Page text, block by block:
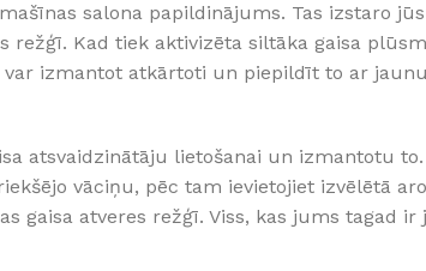
salona papildinājums. Tas izstaro
režģī. Kad tiek aktivizēta siltāka gaisa
izmantot atkārtoti un piepildīt to ar
atsvaidzinātāju lietošanai un izmantotu
vāciņu, pēc tam ievietojiet izvēlētā
atveres režģī. Viss, kas jums tagad